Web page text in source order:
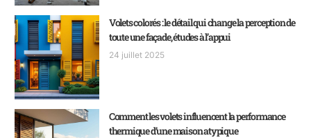
Volets colorés : le détail qui change la perception de
toute une façade, études à l’appui
24 juillet 2025
Comment les volets influencent la performance
thermique d’une maison atypique